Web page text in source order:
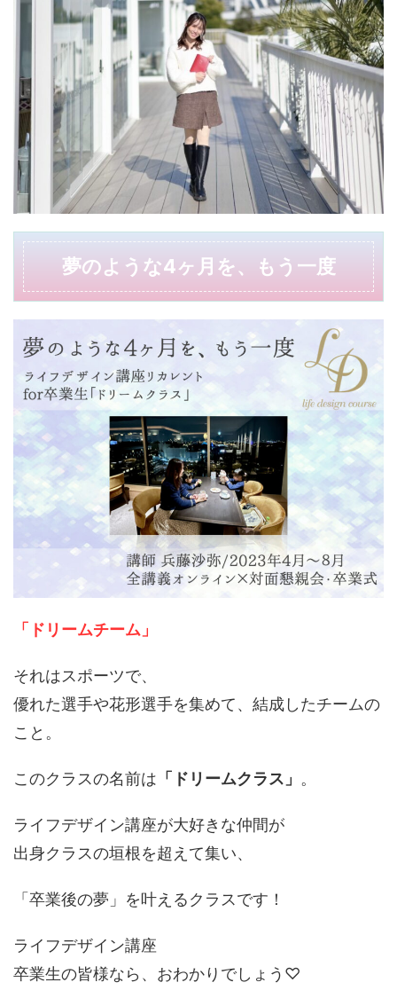
夢のような4ヶ月を、もう一度
「ドリームチーム」
それはスポーツで、
優れた選手や花形選手を集めて、結成したチームの
こと。
このクラスの名前は 「ドリームクラス」 。
ライフデザイン講座が大好きな仲間が
出身クラスの垣根を超えて集い、
「卒業後の夢」を叶えるクラスです！
ライフデザイン講座
卒業生の皆様なら、おわかりでしょう♡